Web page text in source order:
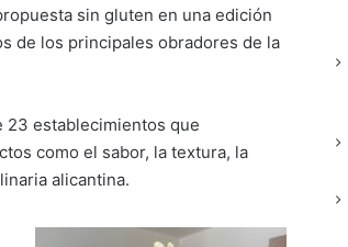
sin gluten en una edición
de los principales obradores de la
23 establecimientos que
como el sabor, la textura, la
alicantina.